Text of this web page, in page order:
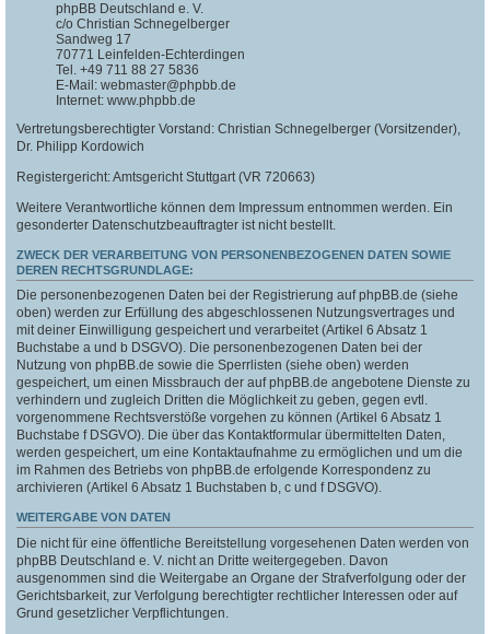
phpBB Deutschland e. V.
c/o Christian Schnegelberger
Sandweg 17
70771 Leinfelden-Echterdingen
Tel. +49 711 88 27 5836
E-Mail: webmaster@phpbb.de
Internet: www.phpbb.de
Vertretungsberechtigter Vorstand: Christian Schnegelberger (Vorsitzender),
Dr. Philipp Kordowich
Registergericht: Amtsgericht Stuttgart (VR 720663)
Weitere Verantwortliche können dem Impressum entnommen werden. Ein
gesonderter Datenschutzbeauftragter ist nicht bestellt.
ZWECK DER VERARBEITUNG VON PERSONENBEZOGENEN DATEN SOWIE
DEREN RECHTSGRUNDLAGE:
Die personenbezogenen Daten bei der Registrierung auf phpBB.de (siehe
oben) werden zur Erfüllung des abgeschlossenen Nutzungsvertrages und
mit deiner Einwilligung gespeichert und verarbeitet (Artikel 6 Absatz 1
Buchstabe a und b DSGVO). Die personenbezogenen Daten bei der
Nutzung von phpBB.de sowie die Sperrlisten (siehe oben) werden
gespeichert, um einen Missbrauch der auf phpBB.de angebotene Dienste zu
verhindern und zugleich Dritten die Möglichkeit zu geben, gegen evtl.
vorgenommene Rechtsverstöße vorgehen zu können (Artikel 6 Absatz 1
Buchstabe f DSGVO). Die über das Kontaktformular übermittelten Daten,
werden gespeichert, um eine Kontaktaufnahme zu ermöglichen und um die
im Rahmen des Betriebs von phpBB.de erfolgende Korrespondenz zu
archivieren (Artikel 6 Absatz 1 Buchstaben b, c und f DSGVO).
WEITERGABE VON DATEN
Die nicht für eine öffentliche Bereitstellung vorgesehenen Daten werden von
phpBB Deutschland e. V. nicht an Dritte weitergegeben. Davon
ausgenommen sind die Weitergabe an Organe der Strafverfolgung oder der
Gerichtsbarkeit, zur Verfolgung berechtigter rechtlicher Interessen oder auf
Grund gesetzlicher Verpflichtungen.